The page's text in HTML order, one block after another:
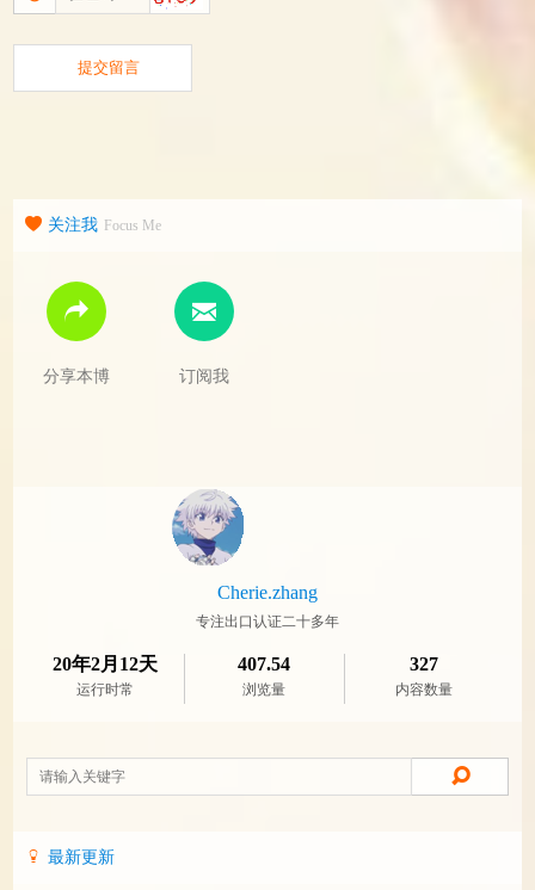
关注我 Focus Me
分享本博 订阅我
Cherie.zhang
专注出口认证二十多年
20年2月12天
运行时常
407.54
浏览量
327
内容数量
最新更新